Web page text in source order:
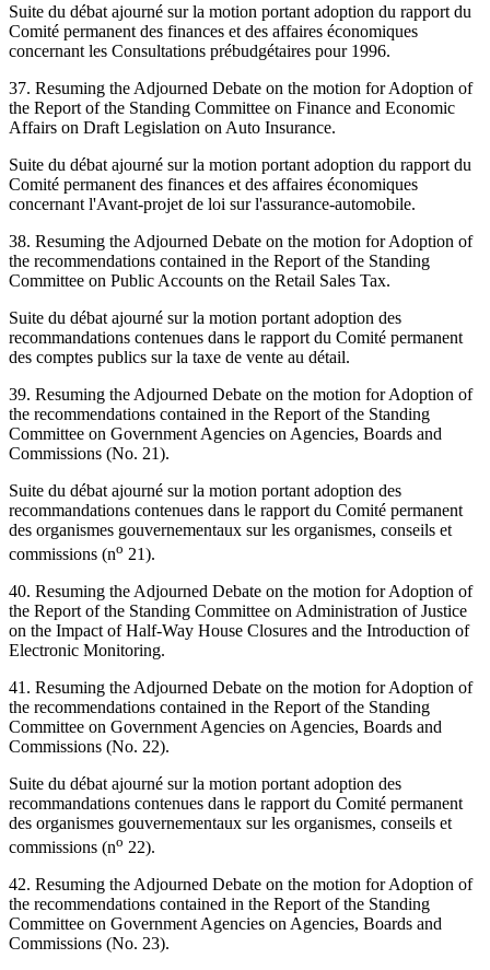
Suite du débat ajourné sur la motion portant adoption du rapport du
Comité permanent des finances et des affaires économiques
concernant les Consultations prébudgétaires pour 1996.
37. Resuming the Adjourned Debate on the motion for Adoption of
the Report of the Standing Committee on Finance and Economic
Affairs on Draft Legislation on Auto Insurance.
Suite du débat ajourné sur la motion portant adoption du rapport du
Comité permanent des finances et des affaires économiques
concernant l'Avant-projet de loi sur l'assurance-automobile.
38. Resuming the Adjourned Debate on the motion for Adoption of
the recommendations contained in the Report of the Standing
Committee on Public Accounts on the Retail Sales Tax.
Suite du débat ajourné sur la motion portant adoption des
recommandations contenues dans le rapport du Comité permanent
des comptes publics sur la taxe de vente au détail.
39. Resuming the Adjourned Debate on the motion for Adoption of
the recommendations contained in the Report of the Standing
Committee on Government Agencies on Agencies, Boards and
Commissions (No. 21).
Suite du débat ajourné sur la motion portant adoption des
recommandations contenues dans le rapport du Comité permanent
des organismes gouvernementaux sur les organismes, conseils et
commissions (no 21).
40. Resuming the Adjourned Debate on the motion for Adoption of
the Report of the Standing Committee on Administration of Justice
on the Impact of Half-Way House Closures and the Introduction of
Electronic Monitoring.
41. Resuming the Adjourned Debate on the motion for Adoption of
the recommendations contained in the Report of the Standing
Committee on Government Agencies on Agencies, Boards and
Commissions (No. 22).
Suite du débat ajourné sur la motion portant adoption des
recommandations contenues dans le rapport du Comité permanent
des organismes gouvernementaux sur les organismes, conseils et
commissions (no 22).
42. Resuming the Adjourned Debate on the motion for Adoption of
the recommendations contained in the Report of the Standing
Committee on Government Agencies on Agencies, Boards and
Commissions (No. 23).